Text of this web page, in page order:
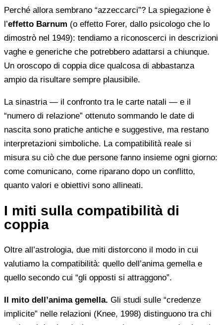
Perché allora sembrano “azzeccarci”? La spiegazione è
l’effetto Barnum (o effetto Forer, dallo psicologo che lo
dimostrò nel 1949): tendiamo a riconoscerci in descrizioni
vaghe e generiche che potrebbero adattarsi a chiunque.
Un oroscopo di coppia dice qualcosa di abbastanza
ampio da risultare sempre plausibile.
La sinastria — il confronto tra le carte natali — e il
“numero di relazione” ottenuto sommando le date di
nascita sono pratiche antiche e suggestive, ma restano
interpretazioni simboliche. La compatibilità reale si
misura su ciò che due persone fanno insieme ogni giorno:
come comunicano, come riparano dopo un conflitto,
quanto valori e obiettivi sono allineati.
I miti sulla compatibilità di
coppia
Oltre all’astrologia, due miti distorcono il modo in cui
valutiamo la compatibilità: quello dell’anima gemella e
quello secondo cui “gli opposti si attraggono”.
Il mito dell’anima gemella. Gli studi sulle “credenze
implicite” nelle relazioni (Knee, 1998) distinguono tra chi